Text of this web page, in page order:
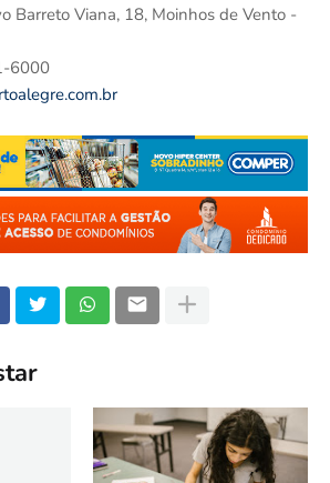
Barreto Viana, 18, Moinhos de Vento -
6000